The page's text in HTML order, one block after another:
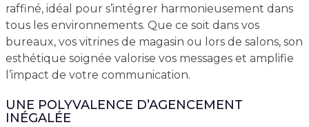
raffiné, idéal pour s’intégrer harmonieusement dans
tous les environnements. Que ce soit dans vos
bureaux, vos vitrines de magasin ou lors de salons, son
esthétique soignée valorise vos messages et amplifie
l’impact de votre communication.
UNE POLYVALENCE D’AGENCEMENT
INÉGALÉE